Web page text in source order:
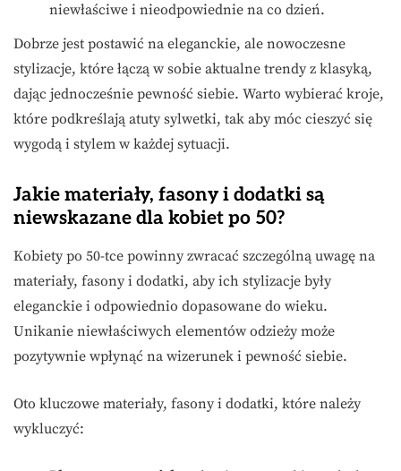
niewłaściwe i nieodpowiednie na co dzień.
Dobrze jest postawić na eleganckie, ale nowoczesne
stylizacje, które łączą w sobie aktualne trendy z klasyką,
dając jednocześnie pewność siebie. Warto wybierać kroje,
które podkreślają atuty sylwetki, tak aby móc cieszyć się
wygodą i stylem w każdej sytuacji.
Jakie materiały, fasony i dodatki są
niewskazane dla kobiet po 50?
Kobiety po 50-tce powinny zwracać szczególną uwagę na
materiały, fasony i dodatki, aby ich stylizacje były
eleganckie i odpowiednio dopasowane do wieku.
Unikanie niewłaściwych elementów odzieży może
pozytywnie wpłynąć na wizerunek i pewność siebie.
Oto kluczowe materiały, fasony i dodatki, które należy
wykluczyć: